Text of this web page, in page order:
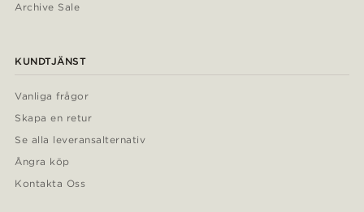
Archive Sale
KUNDTJÄNST
Vanliga frågor
Skapa en retur
Se alla leveransalternativ
Ångra köp
Kontakta Oss